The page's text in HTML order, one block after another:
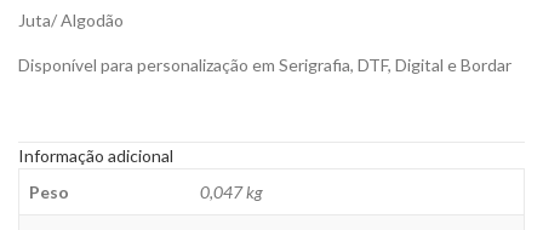
Personalizar
Juta/ Algodão
Disponível para personalização em Serigrafia, DTF, Digital e Bordar
Informação adicional
Peso
0,047 kg